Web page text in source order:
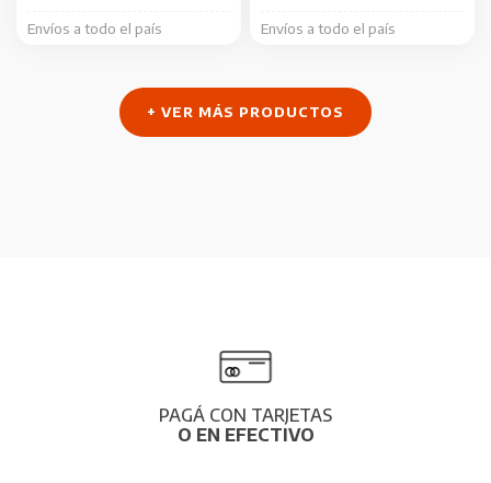
Envíos a todo el país
la
Envíos a todo el país
+ VER MÁS PRODUCTOS
PAGÁ CON TARJETAS
O EN EFECTIVO